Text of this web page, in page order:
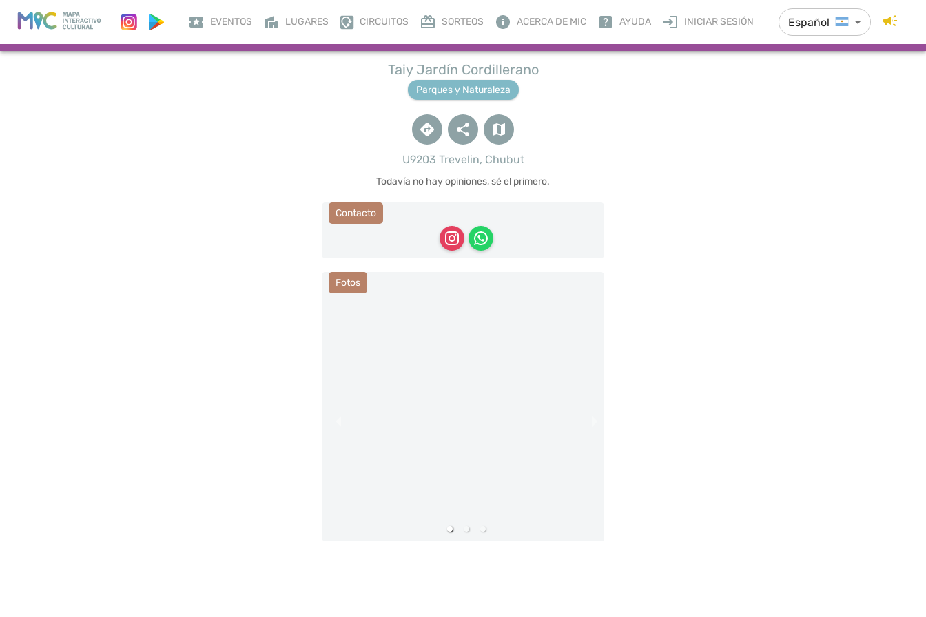
EVENTOS LUGARES CIRCUITOS SORTEOS ACERCA DE MIC AYUDA INICIAR SESIÓN Español
Taiy Jardín Cordillerano
Parques y Naturaleza
U9203 Trevelin, Chubut
Todavía no hay opiniones, sé el primero.
Contacto
Fotos